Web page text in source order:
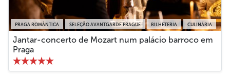
PRAGA ROMÂNTICA SELEÇÃO AVANTGARDE PRAGUE BILHETERIA CULINÁRIA
Jantar-concerto de Mozart num palácio barroco em
Praga